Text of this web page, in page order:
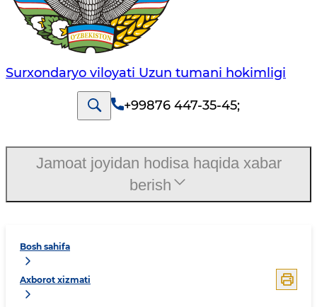
Surxondaryo viloyati Uzun tumani hokimligi
+99876 447-35-45;
Bosh sahifa
Axborot xizmati
Jamoat joyidan hodisa haqida xabar
berish